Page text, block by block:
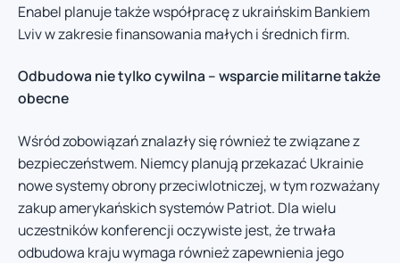
Enabel planuje także współpracę z ukraińskim Bankiem
Lviv w zakresie finansowania małych i średnich firm.
Odbudowa nie tylko cywilna – wsparcie militarne także
obecne
Wśród zobowiązań znalazły się również te związane z
bezpieczeństwem. Niemcy planują przekazać Ukrainie
nowe systemy obrony przeciwlotniczej, w tym rozważany
zakup amerykańskich systemów Patriot. Dla wielu
uczestników konferencji oczywiste jest, że trwała
odbudowa kraju wymaga również zapewnienia jego